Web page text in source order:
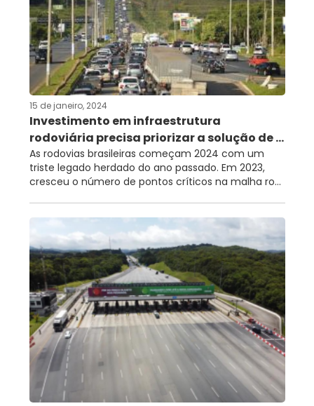
15 de janeiro, 2024
Investimento em infraestrutura
rodoviária precisa priorizar a solução de ...
As rodovias brasileiras começam 2024 com um
triste legado herdado do ano passado. Em 2023,
cresceu o número de pontos críticos na malha ro...